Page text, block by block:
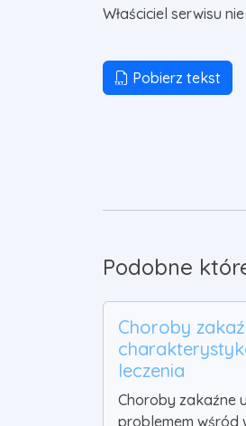
Właściciel serwisu
Pobierz tekst
Podobne
Choroby
leczenia
Choroby zakaźne
problemem wśród